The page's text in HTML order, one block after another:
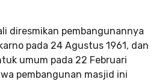
diresmikan pembangunannya
pada 24 Agustus 1961, dan
umum pada 22 Februari
pembangunan masjid ini